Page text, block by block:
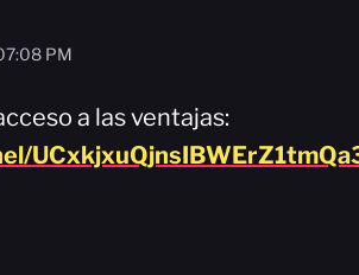
PM
a las ventajas: